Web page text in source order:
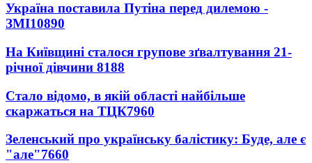
Україна поставила Путіна перед дилемою -
ЗМІ10890
На Київщині сталося групове зґвалтування 21-
річної дівчини 8188
Стало відомо, в якій області найбільше
скаржаться на ТЦК7960
Зеленський про українську балістику: Буде, але є
"але"7660